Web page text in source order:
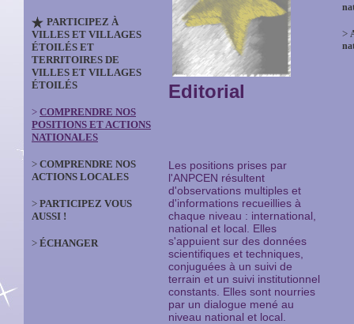
PARTICIPEZ À
VILLES ET VILLAGES
ÉTOILÉS ET
TERRITOIRES DE
VILLES ET VILLAGES
ÉTOILÉS
> COMPRENDRE NOS
POSITIONS ET ACTIONS
NATIONALES
> COMPRENDRE NOS
ACTIONS LOCALES
> PARTICIPEZ VOUS
AUSSI !
> ÉCHANGER
Editorial
Les positions prises par
l'ANPCEN résultent
d'observations multiples et
d'informations recueillies à
chaque niveau : international,
national et local. Elles
s'appuient sur des données
scientifiques et techniques,
conjuguées à un suivi de
terrain et un suivi institutionnel
constants. Elles sont nourries
par un dialogue mené au
niveau national et local.
>